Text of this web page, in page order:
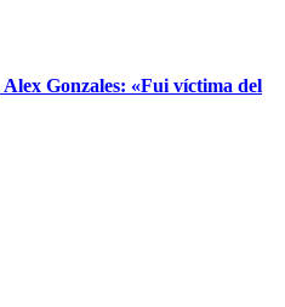
Gonzales: «Fui víctima del